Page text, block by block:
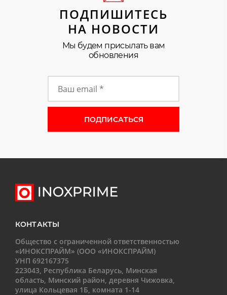
ПОДПИШИТЕСЬ
НА НОВОСТИ
Мы будем присылать вам
обновления
КОНТАКТЫ
Общество с ограниченной ответственностью
«ИНОКСПРАЙМ» (ООО «ИНОКСПРАЙМ)
УНП 692167375
223043, Республика Беларусь, Минская
область, Минский район, деревня Чижовка,
улица Кольцевая 1Б, комната 1-14